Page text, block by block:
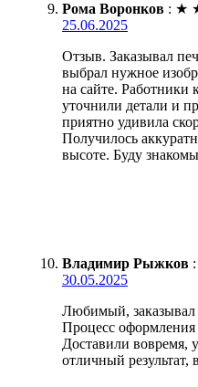
Рома Воронков : ★
25.06.2025
Отзыв. Заказывал
выбрал нужное
на сайте. Работники
уточнили детали и
приятно удивила
Получилось
высоте. Буду
Владимир Рыжков :
30.05.2025
Любимый, заказывал
Процесс оформления
Доставили вовремя,
отличный результат,